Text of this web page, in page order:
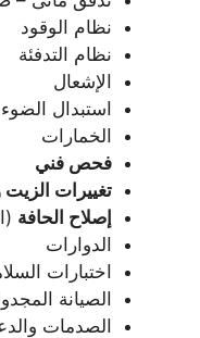
نظام الوقود
نظام التدفئة
الإشعال
استبدال الضوء
الخمارات
فحص فني
تغييرات
إصلاح الحافة
الدوارات
اختبارات
الصيانة
الصدمات